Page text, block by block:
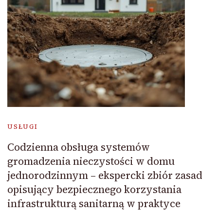
USŁUGI
Codzienna obsługa systemów
gromadzenia nieczystości w domu
jednorodzinnym – ekspercki zbiór zasad
opisujący bezpiecznego korzystania
infrastrukturą sanitarną w praktyce